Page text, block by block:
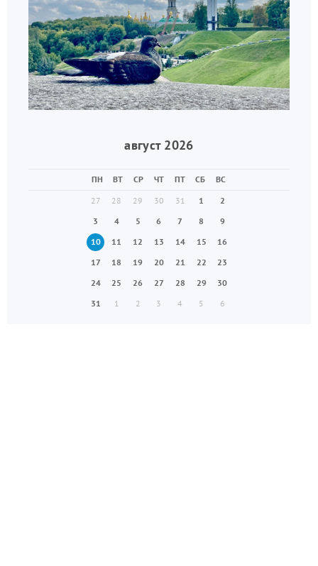
август 2026
ПН ВТ СР ЧТ ПТ СБ
ВС
27
28 29 30 31 1
2
3
4 5 6 7 8
9
10
11 12 13 14 15
16
17
18 19 20 21 22
23
24
25 26 27 28 29
30
31
1 2 3 4 5 6